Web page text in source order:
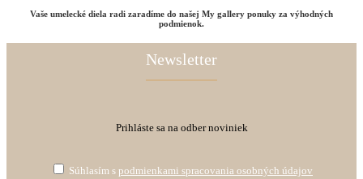
Vaše umelecké diela radi zaradíme do našej My gallery ponuky za výhodných
podmienok.
Newsletter
Prihláste sa na odber noviniek
Súhlasím s podmienkami spracovania osobných údajov